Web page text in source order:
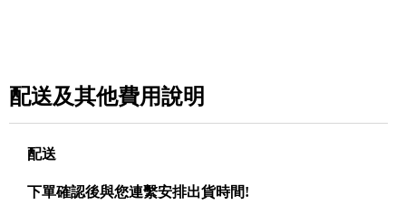
配送及其他費用說明
配送
下單確認後與您連繫安排出貨時間!